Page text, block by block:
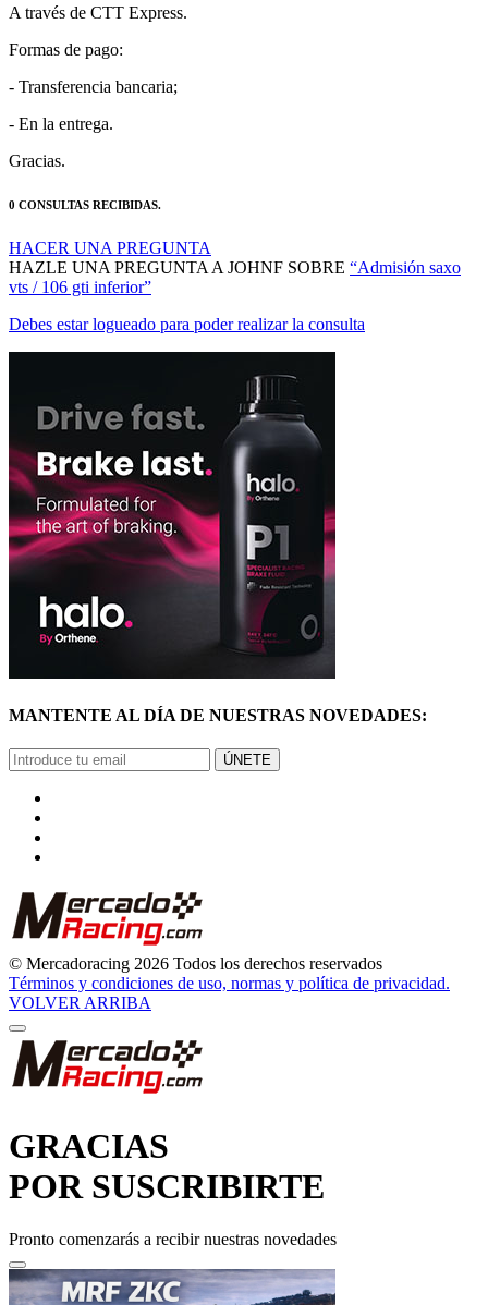
A través de CTT Express.
Formas de pago:
- Transferencia bancaria;
- En la entrega.
Gracias.
0 CONSULTAS RECIBIDAS.
HACER UNA PREGUNTA
HAZLE UNA PREGUNTA A JOHNF SOBRE “Admisión saxo
vts / 106 gti inferior”
Debes estar logueado para poder realizar la consulta
MANTENTE AL DÍA DE NUESTRAS NOVEDADES:
ÚNETE
© Mercadoracing 2026 Todos los derechos reservados
Términos y condiciones de uso, normas y política de privacidad.
VOLVER ARRIBA
GRACIAS
POR SUSCRIBIRTE
Pronto comenzarás a recibir nuestras novedades